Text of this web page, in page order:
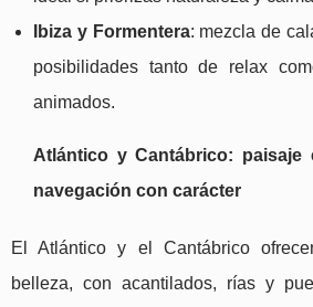
Ibiza y Formentera: mezcla de
posibilidades tanto de relax
animados.
Atlántico y Cantábrico: paisaje
navegación con carácter
El Atlántico y el Cantábrico
belleza, con acantilados, rías y